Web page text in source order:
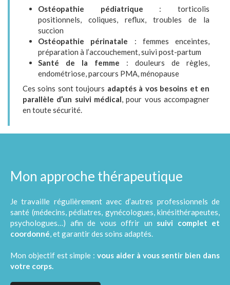
Ostéopathie pédiatrique : torticolis
positionnels, coliques, reflux, troubles de la
succion
Ostéopathie périnatale : femmes enceintes,
préparation à l’accouchement, suivi post-partum
Santé de la femme : douleurs de règles,
endométriose, parcours PMA, ménopause
Ces soins sont toujours adaptés à vos besoins et en
parallèle d’un suivi médical, pour vous accompagner
en toute sécurité.
Mon approche thérapeutique
Je travaille régulièrement avec d’autres professionnels de
santé (médecins, pédiatres, gynécologues, kinésithérapeutes,
psychologues…) afin de vous offrir un suivi complet et
coordonné, et garantir des soins adaptés.
Mon objectif est simple :vous aider à vous sentir bien dans
votre corps.